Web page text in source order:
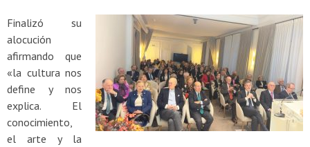
Finalizó su
alocución
afirmando que
«la cultura nos
define y nos
explica. El
conocimiento,
el arte y la